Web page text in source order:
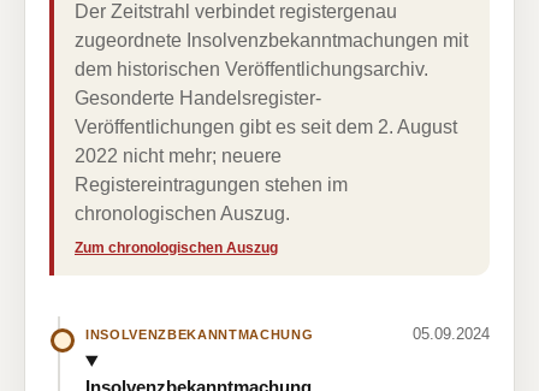
Der Zeitstrahl verbindet registergenau
zugeordnete Insolvenzbekanntmachungen mit
dem historischen Veröffentlichungsarchiv.
Gesonderte Handelsregister-
Veröffentlichungen gibt es seit dem 2. August
2022 nicht mehr; neuere
Registereintragungen stehen im
chronologischen Auszug.
Zum chronologischen Auszug
INSOLVENZBEKANNTMACHUNG 05.09.2024
Insolvenzbekanntmachung